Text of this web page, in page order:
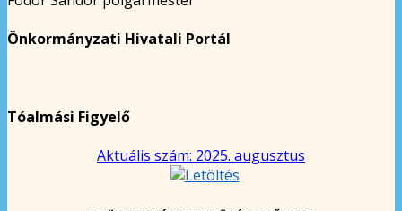
Önkormányzati Hivatali Portál
Tóalmási Figyelő
Aktuális szám: 2025. augusztus